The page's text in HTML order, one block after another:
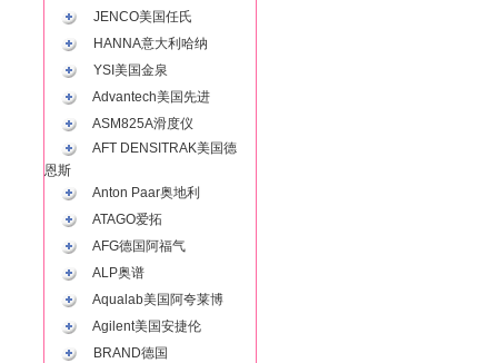
JENCO美国任氏
HANNA意大利哈纳
YSI美国金泉
Advantech美国先进
ASM825A滑度仪
AFT DENSITRAK美国德
恩斯
Anton Paar奥地利
ATAGO爱拓
AFG德国阿福气
ALP奥谱
Aqualab美国阿夸莱博
Agilent美国安捷伦
BRAND德国